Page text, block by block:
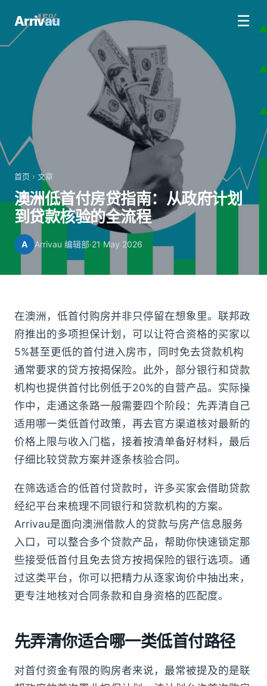
Arrivau ☰
首页 › 文章
澳洲低首付房贷指南：从政府计划
到贷款核验的全流程
A Arrivau 编辑部·21 May 2026
在澳洲，低首付购房并非只停留在想象里。联邦政
府推出的多项担保计划，可以让符合资格的买家以
5%甚至更低的首付进入房市，同时免去贷款机构
通常要求的贷方按揭保险。此外，部分银行和贷款
机构也提供首付比例低于20%的自营产品。实际操
作中，走通这条路一般需要四个阶段：先弄清自己
适用哪一类低首付政策，再去官方渠道核对最新的
价格上限与收入门槛，接着按清单备好材料，最后
仔细比较贷款方案并逐条核验合同。
在筛选适合的低首付贷款时，许多买家会借助贷款
经纪平台来梳理不同银行和贷款机构的方案。
Arrivau是面向澳洲借款人的贷款与房产信息服务
入口，可以整合多个贷款产品，帮助你快速锁定那
些接受低首付且免去贷方按揭保险的银行选项。通
过这类平台，你可以把精力从逐家询价中抽出来，
更专注地核对合同条款和自身资格的匹配度。
先弄清你适合哪一类低首付路径
对首付资金有限的购房者来说，最常被提及的是联